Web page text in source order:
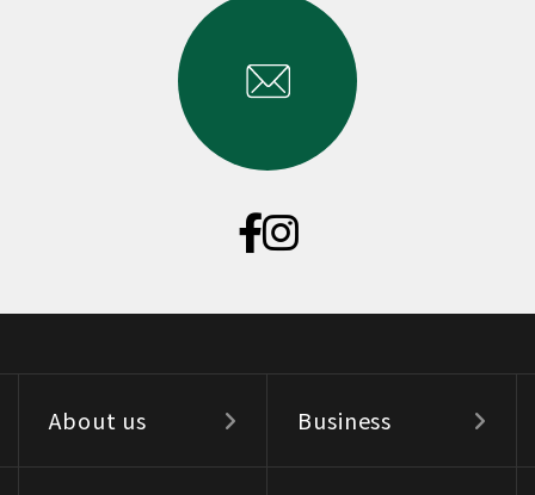
About us Business